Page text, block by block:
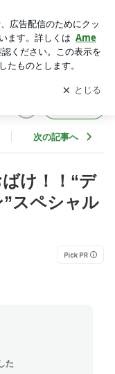
マジネーションタ
を受け取りまし
開く
次の記事へ
け！！“デ
スペシャル
た